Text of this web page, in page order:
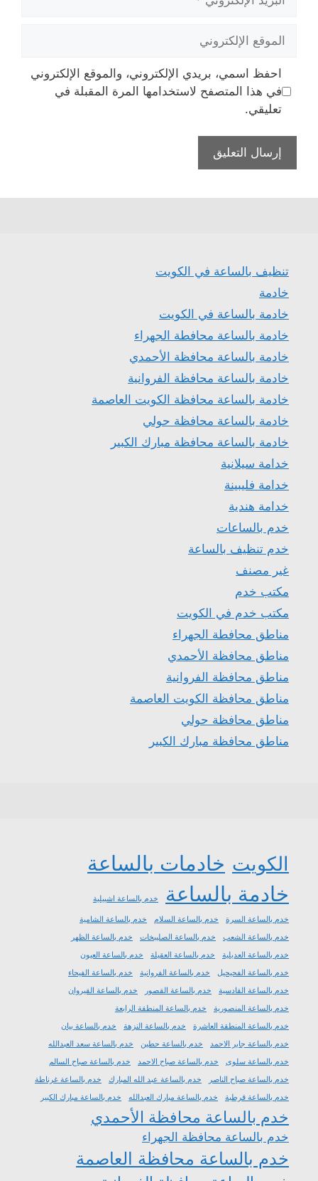
الإلكتروني
الإلكتروني
احفظ اسمي، بريدي الإلكتروني، والموقع الإلكتروني
في هذا المتصفح لاستخدامها المرة المقبلة في
تعليقي.
تنظيف بالساعة في الكويت
خادمة
خادمة بالساعة في الكويت
خادمة بالساعة محافطة الجهراء
خادمة بالساعة محافظة الأحمدي
خادمة بالساعة محافظة الفروانية
خادمة بالساعة محافظة الكويت العاصمة
خادمة بالساعة محافظة حولي
خادمة بالساعة محافظة مبارك الكبير
خدامة سيلانية
خدامة فليبينة
خدامة هندية
خدم بالساعات
خدم تنظيف بالساعة
غير مصنف
مكتب خدم
مكتب خدم في الكويت
مناطق محافطة الجهراء
مناطق محافظة الأحمدي
مناطق محافظة الفروانية
مناطق محافظة الكويت العاصمة
مناطق محافظة حولي
مناطق محافظة مبارك الكبير
الكويت خادمات بالساعة
خادمة بالساعة
خدم بالساعة اشبيلية
خدم بالساعة السرة خدم بالساعة السلام
خدم بالساعة الشامية
خدم بالساعة الشعب
خدم بالساعة الصليبخات
خدم بالساعة الظهر
خدم بالساعة العديلية
خدم بالساعة العقيلة
خدم بالساعة العيون
خدم بالساعة الفحيحيل
خدم بالساعة الفروانية
خدم بالساعة الفيحاء
خدم بالساعة القادسية
خدم بالساعة القصور
خدم بالساعة القيروان
خدم بالساعة المنصورية
خدم بالساعة المنطقة الرابعة
خدم بالساعة المنطقة العاشرة
خدم بالساعة النزهة
خدم بالساعة بيان
خدم بالساعة جابر الاحمد
خدم بالساعة حطين
خدم بالساعة سعد العبدالله
خدم بالساعة سلوى
خدم بالساعة صباح الاحمد
خدم بالساعة صباح السالم
خدم بالساعة صباح الناصر
خدم بالساعة عبد الله المبارك
خدم بالساعة غرناطة
خدم بالساعة قرطبة
خدم بالساعة مبارك العبدالله خدم بالساعة مبارك الكبير
خدم بالساعة محافظة الأحمدي
خدم بالساعة محافظة الجهراء
خدم بالساعة محافظة العاصمة